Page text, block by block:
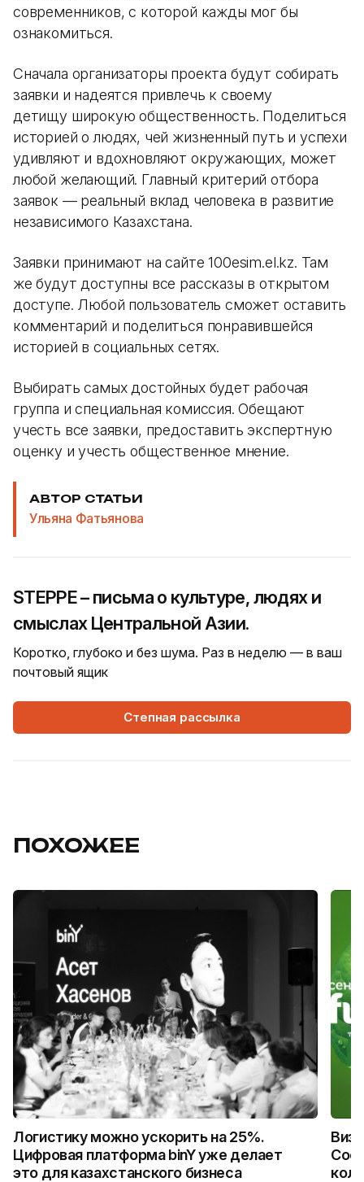
современников, с которой кажды мог бы
ознакомиться.
Сначала организаторы проекта будут собирать
заявки и надеятся привлечь к своему
детищу широкую общественность. Поделиться
историей о людях, чей жизненный путь и успехи
удивляют и вдохновляют окружающих, может
любой желающий. Главный критерий отбора
заявок — реальный вклад человека в развитие
независимого Казахстана.
Заявки принимают на сайте 100esim.el.kz. Там
же будут доступны все рассказы в открытом
доступе. Любой пользователь сможет оставить
комментарий и поделиться понравившейся
историей в социальных сетях.
Выбирать самых достойных будет рабочая
группа и специальная комиссия. Обещают
учесть все заявки, предоставить экспертную
оценку и учесть общественное мнение.
АВТОР СТАТЬИ
Ульяна Фатьянова
STEPPE – письма о культуре, людях и
смыслах Центральной Азии.
Коротко, глубоко и без шума. Раз в неделю — в ваш
почтовый ящик
Степная рассылка
ПОХОЖЕЕ
Логистику можно ускорить на 25%.
Цифровая платформа binY уже делает
это для казахстанского бизнеса